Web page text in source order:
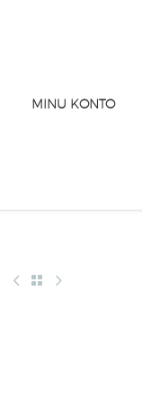
MINU KONTO